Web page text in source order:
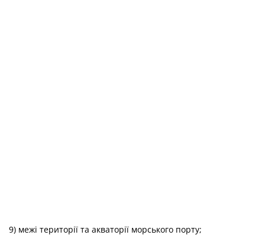
9) межі території та акваторії морського порту;